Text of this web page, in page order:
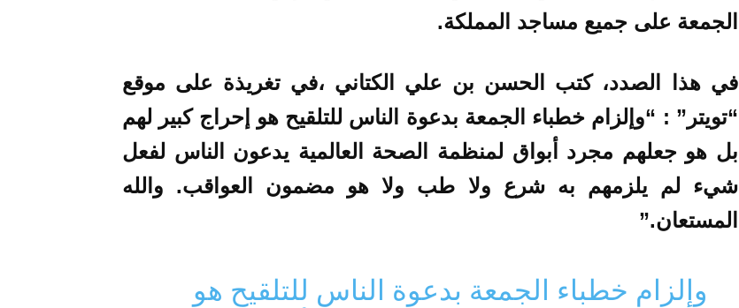
الجمعة على جميع مساجد المملكة.
في هذا الصدد، كتب الحسن بن علي الكتاني ،في تغريذة على موقع
“تويتر” : “وإلزام خطباء الجمعة بدعوة الناس للتلقيح هو إحراج كبير لهم
بل هو جعلهم مجرد أبواق لمنظمة الصحة العالمية يدعون الناس لفعل
شيء لم يلزمهم به شرع ولا طب ولا هو مضمون العواقب. والله
المستعان.”
وإلزام خطباء الجمعة بدعوة الناس للتلقيح هو